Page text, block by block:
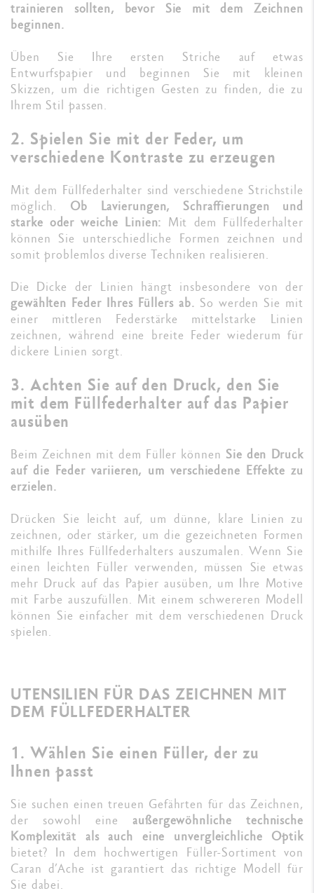
trainieren sollten, bevor Sie mit dem Zeichnen
beginnen.
Üben Sie Ihre ersten Striche auf etwas
Entwurfspapier und beginnen Sie mit kleinen
Skizzen, um die richtigen Gesten zu finden, die zu
Ihrem Stil passen.
2. Spielen Sie mit der Feder, um
verschiedene Kontraste zu erzeugen
Mit dem Füllfederhalter sind verschiedene Strichstile
möglich. Ob Lavierungen, Schraffierungen und
starke oder weiche Linien: Mit dem Füllfederhalter
können Sie unterschiedliche Formen zeichnen und
somit problemlos diverse Techniken realisieren.
Die Dicke der Linien hängt insbesondere von der
gewählten Feder Ihres Füllers ab. So werden Sie mit
einer mittleren Federstärke mittelstarke Linien
zeichnen, während eine breite Feder wiederum für
dickere Linien sorgt.
3. Achten Sie auf den Druck, den Sie
mit dem Füllfederhalter auf das Papier
ausüben
Beim Zeichnen mit dem Füller können Sie den Druck
auf die Feder variieren, um verschiedene Effekte zu
erzielen.
Drücken Sie leicht auf, um dünne, klare Linien zu
zeichnen, oder stärker, um die gezeichneten Formen
mithilfe Ihres Füllfederhalters auszumalen. Wenn Sie
einen leichten Füller verwenden, müssen Sie etwas
mehr Druck auf das Papier ausüben, um Ihre Motive
mit Farbe auszufüllen. Mit einem schwereren Modell
können Sie einfacher mit dem verschiedenen Druck
spielen.
UTENSILIEN FÜR DAS ZEICHNEN MIT
DEM FÜLLFEDERHALTER
1. Wählen Sie einen Füller, der zu
Ihnen passt
Sie suchen einen treuen Gefährten für das Zeichnen,
der sowohl eineaußergewöhnliche technische
Komplexität als auch eine unvergleichliche Optik
bietet? In dem hochwertigen Füller-Sortiment von
Caran d’Ache ist garantiert das richtige Modell für
Sie dabei.